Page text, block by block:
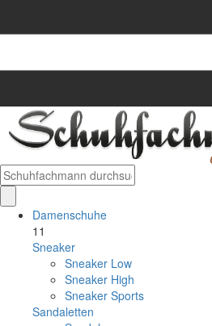
Damenschuhe
11
Sneaker
Sneaker Low
Sneaker High
Sneaker Sports
Sandaletten